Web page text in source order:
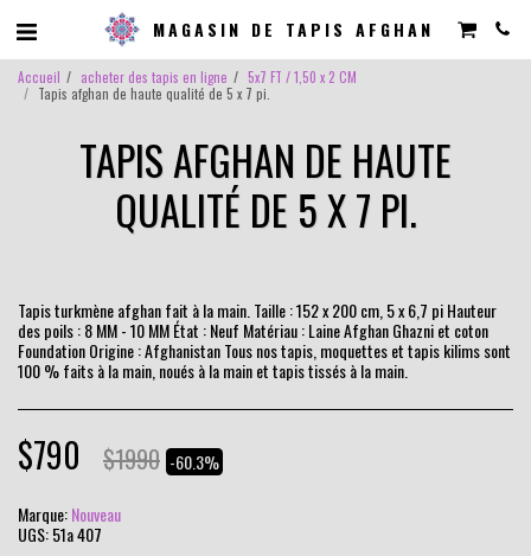
MAGASIN DE TAPIS AFGHAN
Accueil acheter des tapis en ligne
5x7 FT / 1,50 x 2 CM
Tapis afghan de haute qualité de 5 x 7 pi.
TAPIS AFGHAN DE HAUTE
QUALITÉ DE 5 X 7 PI.
Tapis turkmène afghan fait à la main. Taille : 152 x 200 cm, 5 x 6,7 pi Hauteur
des poils : 8 MM - 10 MM État : Neuf Matériau : Laine Afghan Ghazni et coton
Foundation Origine : Afghanistan Tous nos tapis, moquettes et tapis kilims sont
100 % faits à la main, noués à la main et tapis tissés à la main.
$790 $1990 -60.3%
Marque:Nouveau
UGS:51a 407